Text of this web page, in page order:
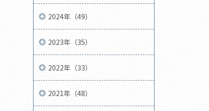
2024年（49）
2023年（35）
2022年（33）
2021年（48）